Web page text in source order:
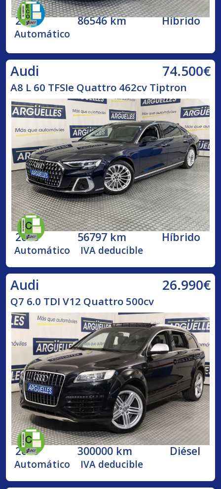
2020 86546 km Híbrido
Automático
Audi 74.500€
A8 L 60 TFSIe Quattro 462cv Tiptron
2023 56797 km Híbrido
Automático IVA deducible
Audi 26.990€
Q7 6.0 TDI V12 Quattro 500cv
2009 300000 km Diésel
Automático IVA deducible